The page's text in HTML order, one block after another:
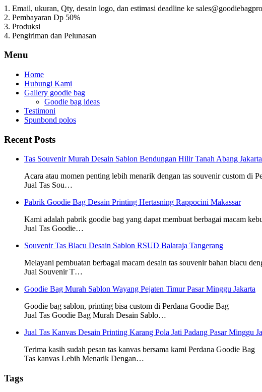
1. Email, ukuran, Qty, desain logo, dan estimasi deadline ke
2. Pembayaran Dp 50%
3. Produksi
4. Pengiriman dan Pelunasan
Menu
Home
Hubungi Kami
Gallery goodie bag
Goodie bag ideas
Testimoni
Spunbond polos
Recent Posts
Tas Souvenir Murah Desain Sablon Bendungan Hilir Tanah Abang Jakarta
Acara atau momen penting lebih menarik dengan tas souvenir custom di
Jual Tas Sou…
Pabrik Goodie Bag Desain Printing Hertasning Rappocini Makassar
Kami adalah pabrik goodie bag yang dapat membuat berbagai macam
Jual Tas Goodie…
Souvenir Tas Blacu Desain Sablon RSUD Balaraja Tangerang
Melayani pembuatan berbagai macam desain tas souvenir bahan blacu
Jual Souvenir T…
Goodie Bag Murah Sablon Wayang Pejaten Timur Pasar Minggu Jakarta
Goodie bag sablon, printing bisa custom di Perdana Goodie Bag
Jual Tas Goodie Bag Murah Desain Sablo…
Jual Tas Kanvas Desain Printing Karang Pola Jati Padang Pasar Minggu
Terima kasih sudah pesan tas kanvas bersama kami Perdana Goodie Bag
Tas kanvas Lebih Menarik Dengan…
Tags